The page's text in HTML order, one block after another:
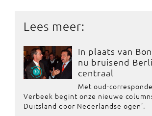
Lees meer:
In plaats van
nu bruisend
centraal
Met oud-
Verbeek begint onze nieuwe
Duitsland door Nederlandse ogen'.